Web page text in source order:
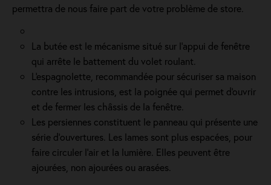
permettra de nous faire part de votre problème de store.
La butée est le mécanisme situé sur l’appui de fenêtre
qui arrête le battement du volet roulant.
L'espagnolette, recommandée pour sécuriser sa maison
contre les intrusions, est la poignée qui permet d'ouvrir
et de fermer les châssis de la fenêtre.
Les persiennes constituent le panneau qui présente une
série d’ouvertures. Les lames sont plus espacées, pour
faire circuler l’air et la lumière. Elles peuvent être
ajourées, non ajourées ou arasées.